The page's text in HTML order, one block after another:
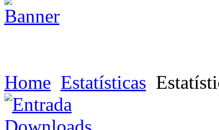
Home Estatísticas